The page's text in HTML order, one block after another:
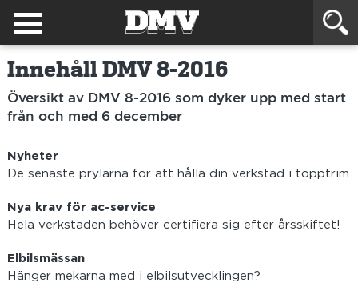
Innehåll DMV 8-2016
Översikt av DMV 8-2016 som dyker upp med start
från och med 6 december
Nyheter
De senaste prylarna för att hålla din verkstad i topptrim
Nya krav för ac-service
Hela verkstaden behöver certifiera sig efter årsskiftet!
Elbilsmässan
Hänger mekarna med i elbilsutvecklingen?